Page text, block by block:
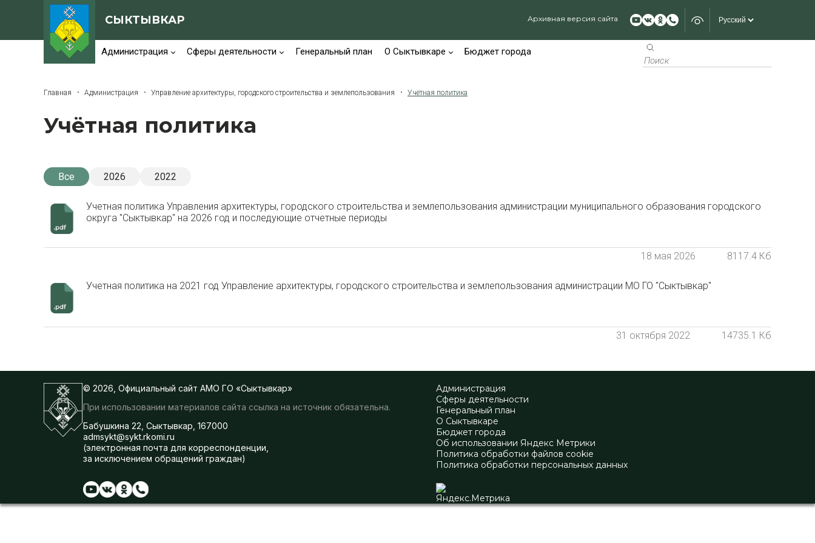
СЫКТЫВКАР Архивная версия сайта
Администрация Сферы деятельности Генеральный план О Сыктывкаре Бюджет города
Главная Администрация Управление архитектуры, городского строительства и землепользования Учётная политика
Учётная политика
Все 2026 2022
Учетная политика Управления архитектуры, городского строительства и землепользования администрации муниципального образования городского
округа "Сыктывкар" на 2026 год и последующие отчетные периоды
18 мая 2026 8117.4 Кб
Учетная политика на 2021 год Управление архитектуры, городского строительства и землепользования администрации МО ГО "Сыктывкар"
31 октября 2022 14735.1 Кб
© 2026, Официальный сайт АМО ГО «Сыктывкар»
При использовании материалов сайта ссылка на источник обязательна.
Бабушкина 22, Сыктывкар, 167000
admsykt@sykt.rkomi.ru
(электронная почта для корреспонденции,
за исключением обращений граждан)
Администрация
Сферы деятельности
Генеральный план
О Сыктывкаре
Бюджет города
Об использовании Яндекс Метрики
Политика обработки файлов cookie
Политика обработки персональных данных